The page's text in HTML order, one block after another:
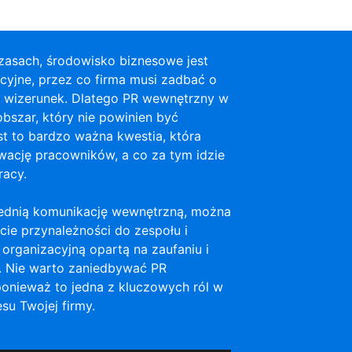
środowisko biznesowe jest
przez co firma musi zadbać o
Dlatego PR wewnętrzny w
który nie powinien być
to bardzo ważna kwestia, która
pracowników, a co za tym idzie
komunikację wewnętrzną, można
przynależności do zespołu i
opartą na zaufaniu i
Nie warto zaniedbywać PR
to jedna z kluczowych ról w
Twojej firmy.